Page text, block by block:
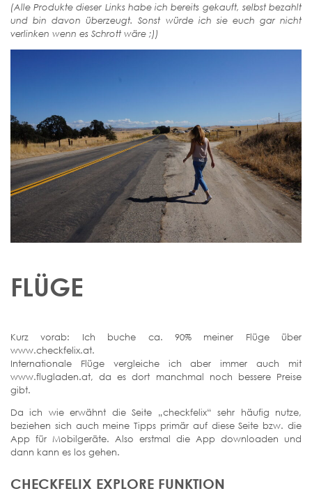
(Alle Produkte dieser Links habe ich bereits gekauft, selbst bezahlt
und bin davon überzeugt. Sonst würde ich sie euch gar nicht
verlinken wenn es Schrott wäre ;))
FLÜGE
Kurz vorab: Ich buche ca. 90% meiner Flüge über
www.checkfelix.at.
Internationale Flüge vergleiche ich aber immer auch mit
www.flugladen.at, da es dort manchmal noch bessere Preise
gibt.
Da ich wie erwähnt die Seite „checkfelix“ sehr häufig nutze,
beziehen sich auch meine Tipps primär auf diese Seite bzw. die
App für Mobilgeräte. Also erstmal die App downloaden und
dann kann es los gehen.
CHECKFELIX EXPLORE FUNKTION